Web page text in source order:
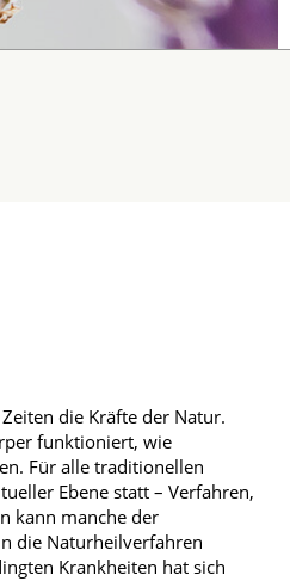
die Kräfte der Natur.
funktioniert, wie
Für alle traditionellen
Ebene statt – Verfahren,
kann manche der
die Naturheilverfahren
Krankheiten hat sich